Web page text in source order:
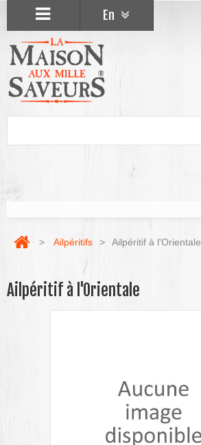
En
> Ailpéritifs > Ailpéritif à l'Orientale
Ailpéritif à l'Orientale